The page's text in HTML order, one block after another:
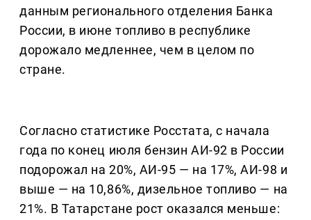
данным регионального отделения Банка
России, в июне топливо в республике
дорожало медленнее, чем в целом по
стране.
Согласно статистике Росстата, с начала
года по конец июля бензин АИ-92 в России
подорожал на 20%, АИ-95 — на 17%, АИ-98 и
выше — на 10,86%, дизельное топливо — на
21%. В Татарстане рост оказался меньше: